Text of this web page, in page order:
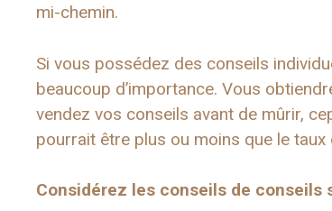
mi-chemin.
Si vous possédez des conseils
beaucoup d’importance. Vous
vendez vos conseils avant de mûrir,
pourrait être plus ou moins que le taux
Considérez les conseils de conseils